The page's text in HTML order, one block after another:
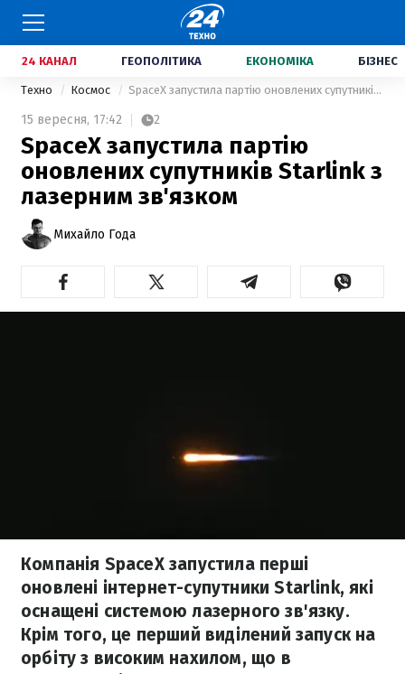
24 КАНАЛ ГЕОПОЛІТИКА ЕКОНОМІКА БІЗНЕС
Техно Космос SpaceX запустила партію оновлених супутників Starlink з лазерним зв'язком
15 вересня, 17:42 2
SpaceX запустила партію
оновлених супутників Starlink з
лазерним зв'язком
Михайло Года
Компанія SpaceX запустила перші
оновлені інтернет-супутники Starlink, які
оснащені системою лазерного зв'язку.
Крім того, це перший виділений запуск на
орбіту з високим нахилом, що в